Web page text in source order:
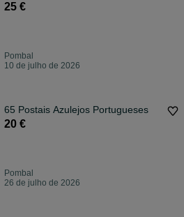
25 €
Pombal
10 de julho de 2026
65 Postais Azulejos Portugueses
20 €
Pombal
26 de julho de 2026